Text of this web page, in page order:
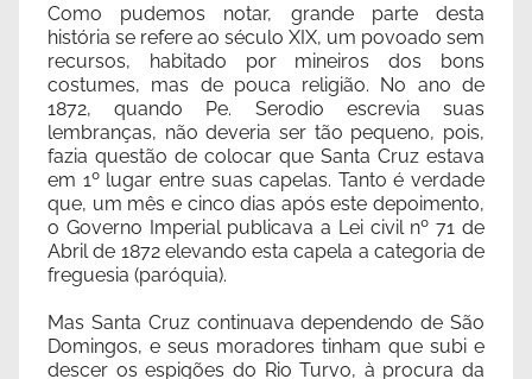
Como pudemos notar, grande parte desta
história se refere ao século XIX, um povoado sem
recursos, habitado por mineiros dos bons
costumes, mas de pouca religião. No ano de
1872, quando Pe. Serodio escrevia suas
lembranças, não deveria ser tão pequeno, pois,
fazia questão de colocar que Santa Cruz estava
em 1º lugar entre suas capelas. Tanto é verdade
que, um mês e cinco dias após este depoimento,
o Governo Imperial publicava a Lei civil nº 71 de
Abril de 1872 elevando esta capela a categoria de
freguesia (paróquia).
Mas Santa Cruz continuava dependendo de São
Domingos, e seus moradores tinham que subi e
descer os espigões do Rio Turvo, à procura da